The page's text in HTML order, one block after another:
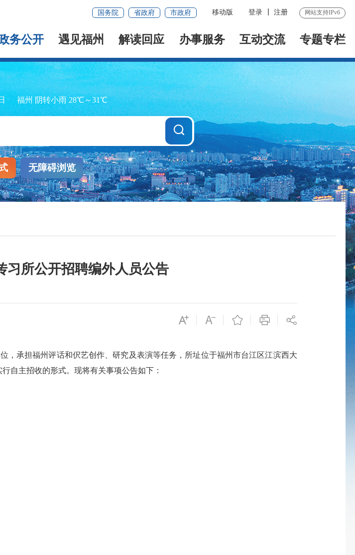
国务院 省政府 市政府 移动版 登录 注册 网站支持IPv6
务公开 遇见福州 解读回应 办事服务 互动交流 专题专栏
福州 阴转小雨 28℃～31℃
无障碍浏览
习所公开招聘编外人员公告
承担福州评话和伬艺创作、研究及表演等任务，所址位于福州市台江区江滨西大
自主招收的形式。现将有关事项公告如下：